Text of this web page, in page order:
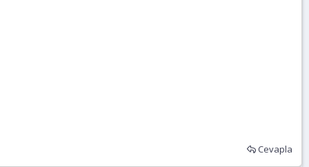
Cevapla